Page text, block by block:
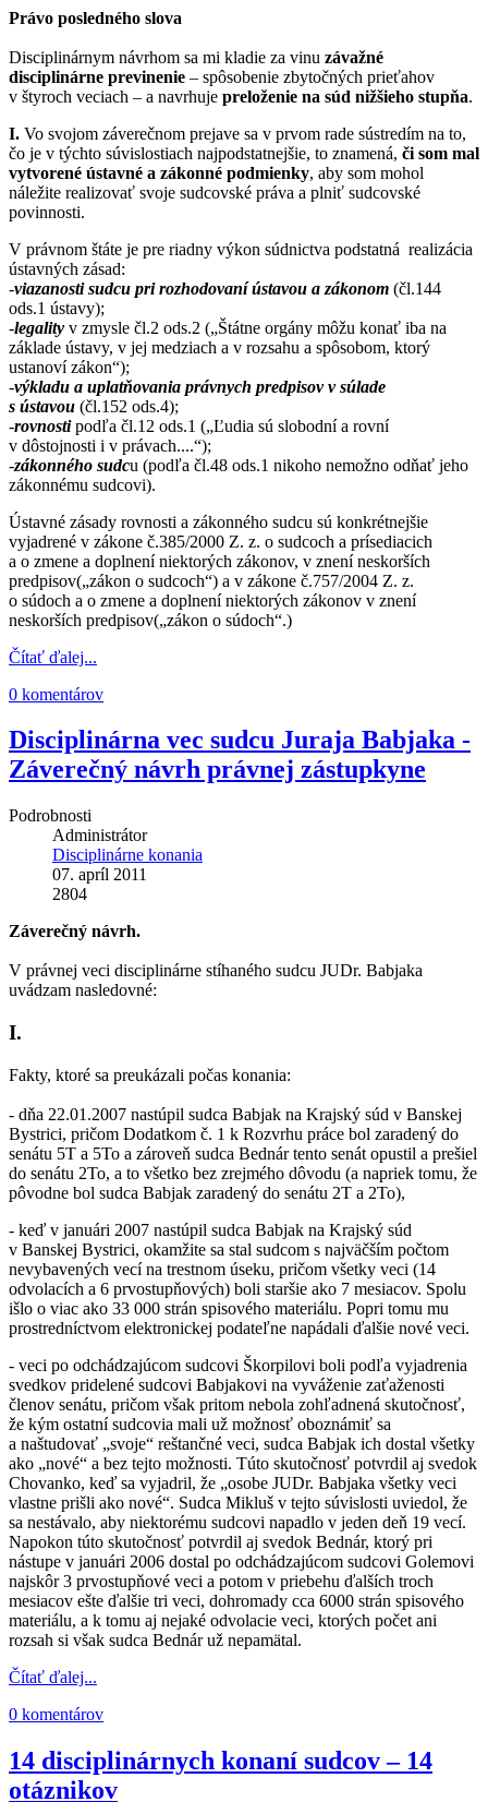
Právo posledného slova
Disciplinárnym návrhom sa mi kladie za vinu závažné
disciplinárne previnenie – spôsobenie zbytočných prieťahov
v štyroch veciach – a navrhuje preloženie na súd nižšieho stupňa.
I. Vo svojom záverečnom prejave sa v prvom rade sústredím na to,
čo je v týchto súvislostiach najpodstatnejšie, to znamená, či som mal
vytvorené ústavné a zákonné podmienky, aby som mohol
náležite realizovať svoje sudcovské práva a plniť sudcovské
povinnosti.
V právnom štáte je pre riadny výkon súdnictva podstatná realizácia
ústavných zásad:
-viazanosti sudcu pri rozhodovaní ústavou a zákonom (čl.144
ods.1 ústavy);
-legality v zmysle čl.2 ods.2 („Štátne orgány môžu konať iba na
základe ústavy, v jej medziach a v rozsahu a spôsobom, ktorý
ustanoví zákon“);
-výkladu a uplatňovania právnych predpisov v súlade
s ústavou (čl.152 ods.4);
-rovnostipodľa čl.12 ods.1 („Ľudia sú slobodní a rovní
v dôstojnosti i v právach....“);
-zákonného sudcu (podľa čl.48 ods.1 nikoho nemožno odňať jeho
zákonnému sudcovi).
Ústavné zásady rovnosti a zákonného sudcu sú konkrétnejšie
vyjadrené v zákone č.385/2000 Z. z. o sudcoch a prísediacich
a o zmene a doplnení niektorých zákonov, v znení neskorších
predpisov(„zákon o sudcoch“) a v zákone č.757/2004 Z. z.
o súdoch a o zmene a doplnení niektorých zákonov v znení
neskorších predpisov(„zákon o súdoch“.)
Čítať ďalej...
0 komentárov
Disciplinárna vec sudcu Juraja Babjaka -
Záverečný návrh právnej zástupkyne
Podrobnosti
Administrátor
Disciplinárne konania
07. apríl 2011
2804
Záverečný návrh.
V právnej veci disciplinárne stíhaného sudcu JUDr. Babjaka
uvádzam nasledovné:
I.
Fakty, ktoré sa preukázali počas konania:
- dňa 22.01.2007 nastúpil sudca Babjak na Krajský súd v Banskej
Bystrici, pričom Dodatkom č. 1 k Rozvrhu práce bol zaradený do
senátu 5T a 5To a zároveň sudca Bednár tento senát opustil a prešiel
do senátu 2To, a to všetko bez zrejmého dôvodu (a napriek tomu, že
pôvodne bol sudca Babjak zaradený do senátu 2T a 2To),
- keď v januári 2007 nastúpil sudca Babjak na Krajský súd
v Banskej Bystrici, okamžite sa stal sudcom s najväčším počtom
nevybavených vecí na trestnom úseku, pričom všetky veci (14
odvolacích a 6 prvostupňových) boli staršie ako 7 mesiacov. Spolu
išlo o viac ako 33 000 strán spisového materiálu. Popri tomu mu
prostredníctvom elektronickej podateľne napádali ďalšie nové veci.
- veci po odchádzajúcom sudcovi Škorpilovi boli podľa vyjadrenia
svedkov pridelené sudcovi Babjakovi na vyváženie zaťaženosti
členov senátu, pričom však pritom nebola zohľadnená skutočnosť,
že kým ostatní sudcovia mali už možnosť oboznámiť sa
a naštudovať „svoje“ reštančné veci, sudca Babjak ich dostal všetky
ako „nové“ a bez tejto možnosti. Túto skutočnosť potvrdil aj svedok
Chovanko, keď sa vyjadril, že „osobe JUDr. Babjaka všetky veci
vlastne prišli ako nové“. Sudca Mikluš v tejto súvislosti uviedol, že
sa nestávalo, aby niektorému sudcovi napadlo v jeden deň 19 vecí.
Napokon túto skutočnosť potvrdil aj svedok Bednár, ktorý pri
nástupe v januári 2006 dostal po odchádzajúcom sudcovi Golemovi
najskôr 3 prvostupňové veci a potom v priebehu ďalších troch
mesiacov ešte ďalšie tri veci, dohromady cca 6000 strán spisového
materiálu, a k tomu aj nejaké odvolacie veci, ktorých počet ani
rozsah si však sudca Bednár už nepamätal.
Čítať ďalej...
0 komentárov
14 disciplinárnych konaní sudcov – 14
otáznikov